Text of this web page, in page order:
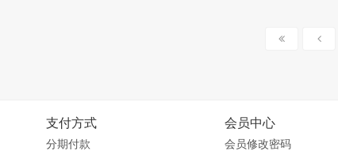
支付方式
分期付款
会员中心
会员修改密码